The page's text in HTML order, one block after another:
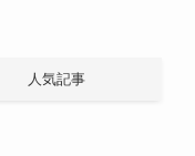
人気記事